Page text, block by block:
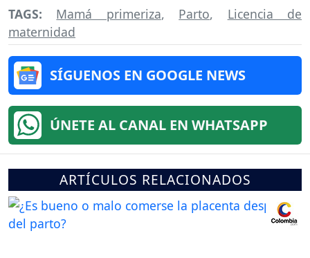
TAGS: Mamá primeriza, Parto, Licencia de
maternidad
SÍGUENOS EN GOOGLE NEWS
ÚNETE AL CANAL EN WHATSAPP
ARTÍCULOS RELACIONADOS